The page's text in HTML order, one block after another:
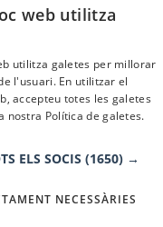
web utilitza
utilitza galetes per millorar
l'usuari. En utilitzar el
accepteu totes les galetes
nostra Política de galetes.
ELS SOCIS (1650) →
NECESSÀRIES